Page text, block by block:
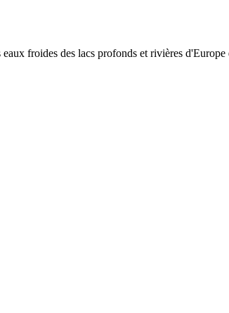
froides des lacs profonds et rivières